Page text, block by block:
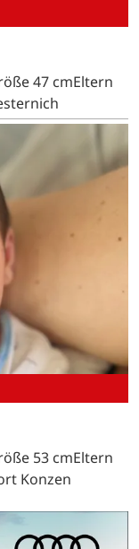
47 cmEltern
53 cmEltern
Konzen